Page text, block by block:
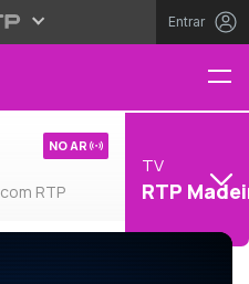
Entrar
RTP
NO AR
TV
RTP